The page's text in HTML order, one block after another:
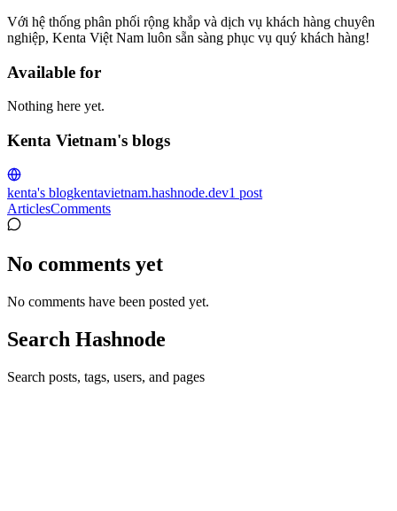
Với hệ thống phân phối rộng khắp và dịch vụ khách hàng chuyên
nghiệp, Kenta Việt Nam luôn sẵn sàng phục vụ quý khách hàng!
Available for
Nothing here yet.
Kenta Vietnam's blogs
kenta's blogkentavietnam.hashnode.dev1 post
ArticlesComments
No comments yet
No comments have been posted yet.
Search Hashnode
Search posts, tags, users, and pages